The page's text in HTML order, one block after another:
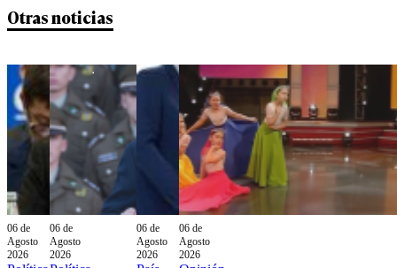
Otras noticias
06 de
Agosto
2026
06 de
Agosto
2026
06 de
Agosto
2026
06 de
Agosto
2026